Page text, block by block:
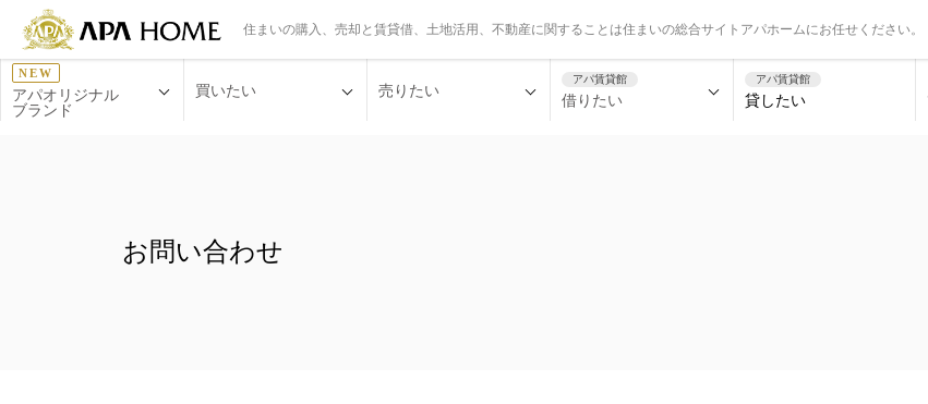
住まいの購入、売却と賃貸借、土地活用、不動産に関することは住まいの総合サイトアパホームにお任せください。
NEW
アパオリジナル
ブランド
買いたい 売りたい
アパ賃貸館
借りたい
アパ賃貸館
貸したい
お問い合わせ